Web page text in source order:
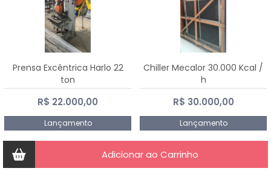
Prensa Excêntrica Harlo 22
ton
R$ 22.000,00
Lançamento
Chiller Mecalor 30.000 Kcal /
h
R$ 30.000,00
Lançamento
Adicionar ao Carrinho